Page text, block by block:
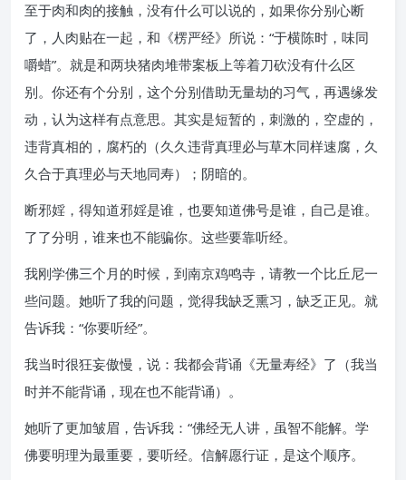
至于肉和肉的接触，没有什么可以说的，如果你分别心断
了，人肉贴在一起，和《楞严经》所说：“于横陈时，味同
嚼蜡”。就是和两块猪肉堆带案板上等着刀砍没有什么区
别。你还有个分别，这个分别借助无量劫的习气，再遇缘发
动，认为这样有点意思。其实是短暂的，刺激的，空虚的，
违背真相的，腐朽的（久久违背真理必与草木同样速腐，久
久合于真理必与天地同寿）；阴暗的。
断邪婬，得知道邪婬是谁，也要知道佛号是谁，自己是谁。
了了分明，谁来也不能骗你。这些要靠听经。
我刚学佛三个月的时候，到南京鸡鸣寺，请教一个比丘尼一
些问题。她听了我的问题，觉得我缺乏熏习，缺乏正见。就
告诉我：“你要听经”。
我当时很狂妄傲慢，说：我都会背诵《无量寿经》了（我当
时并不能背诵，现在也不能背诵）。
她听了更加皱眉，告诉我：“佛经无人讲，虽智不能解。学
佛要明理为最重要，要听经。信解愿行证，是这个顺序。